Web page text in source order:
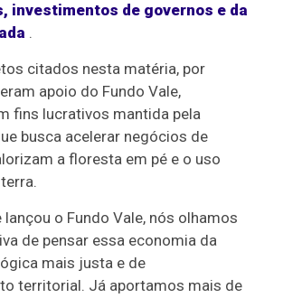
investimentos de governos e da
.
citados nesta matéria, por
apoio do Fundo Vale,
fins lucrativos mantida pela
busca acelerar negócios de
a floresta em pé e o uso
lançou o Fundo Vale, nós olhamos
de pensar essa economia da
mais justa e de
territorial. Já aportamos mais de